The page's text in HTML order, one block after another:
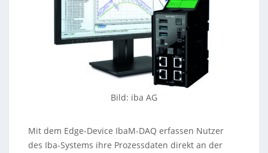
Bild: iba AG
Mit dem Edge-Device IbaM-DAQ erfassen Nutzer
des Iba-Systems ihre Prozessdaten direkt an der